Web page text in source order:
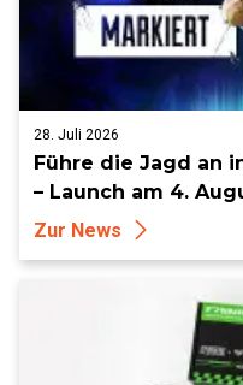
28. Juli 2026
Führe die Jagd an
– Launch am 4.
Zur News